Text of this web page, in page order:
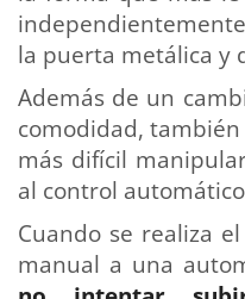
la puerta metálica y
Además de un
comodidad, también
más difícil
al control
Cuando se realiza
manual a una